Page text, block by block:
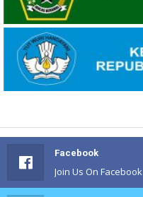
Facebook
Join Us On Facebook